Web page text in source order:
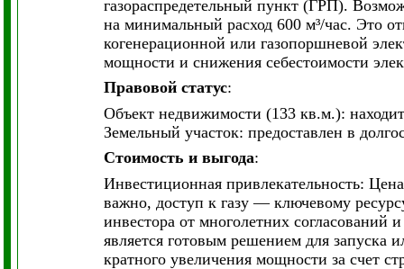
газораспредетельный пункт (ГРП).
на минимальный расход 600 м³/час. Это
когенерационной или газопоршневой
мощности и снижения себестоимости
Правовой статус:
Объект недвижимости (133 кв.м.):
Земельный участок: предоставлен в
Стоимость и выгода:
Инвестиционная привлекательность:
важно, доступ к газу — ключевому
инвестора от многолетних согласований
является готовым решением для
кратного увеличения мощности за счет